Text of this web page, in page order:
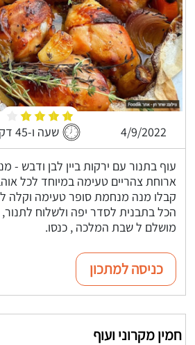
4/9/2022 שעה ו-45 דקות
עוף בתנור עם ירקות ביין לבן ודבש -
ארוחת צהריים טעימה במיוחד לכל
קבלו מנה מנחמת סופר טעימה וקלה
הכל בתבנית לסדר יפה ולשלוח
מושלם ל שבת המלכה , כנסו.
כניסה למתכון
חמין מקרוני ועוף